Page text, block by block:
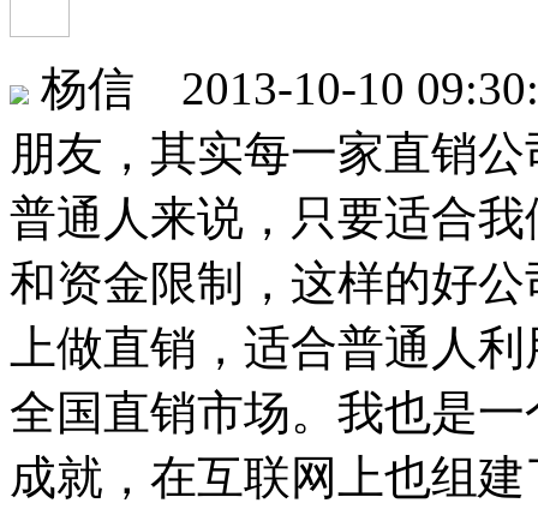
杨信 2013-10-10
朋友，其实每一家直销
普通人来说，只要适合
和资金限制，这样的好
上做直销，适合普通人
全国直销市场。我也是
成就，在互联网上也组